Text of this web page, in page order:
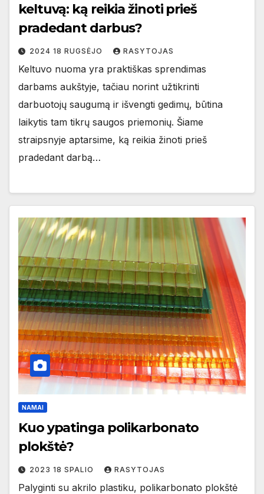
keltuvą: ką reikia žinoti prieš
pradedant darbus?
2024 18 RUGSĖJO RASYTOJAS
Keltuvo nuoma yra praktiškas sprendimas
darbams aukštyje, tačiau norint užtikrinti
darbuotojų saugumą ir išvengti gedimų, būtina
laikytis tam tikrų saugos priemonių. Šiame
straipsnyje aptarsime, ką reikia žinoti prieš
pradedant darbą…
NAMAI
Kuo ypatinga polikarbonato
plokštė?
2023 18 SPALIO RASYTOJAS
Palyginti su akrilo plastiku, polikarbonato plokštė